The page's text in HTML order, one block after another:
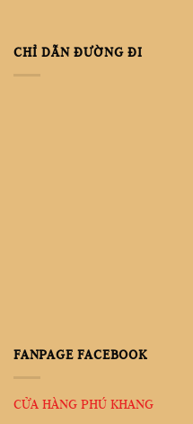
CHỈ DẪN ĐƯỜNG ĐI
FANPAGE FACEBOOK
CỬA HÀNG PHÚ KHANG